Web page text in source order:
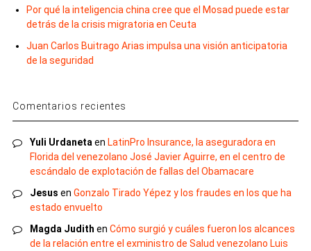
Por qué la inteligencia china cree que el Mosad puede estar
detrás de la crisis migratoria en Ceuta
Juan Carlos Buitrago Arias impulsa una visión anticipatoria
de la seguridad
Comentarios recientes
Yuli Urdaneta en LatinPro Insurance, la aseguradora en
Florida del venezolano José Javier Aguirre, en el centro de
escándalo de explotación de fallas del Obamacare
Jesus en Gonzalo Tirado Yépez y los fraudes en los que ha
estado envuelto
Magda Judith en Cómo surgió y cuáles fueron los alcances
de la relación entre el exministro de Salud venezolano Luis